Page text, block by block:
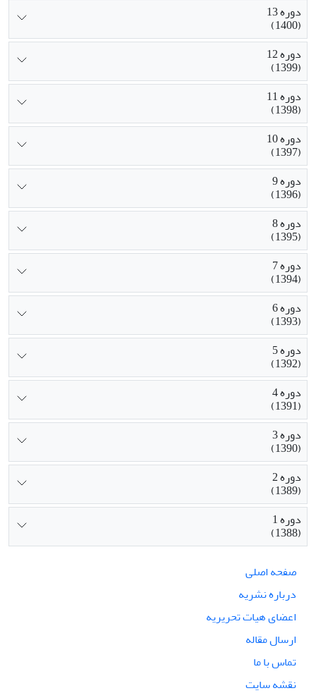
دوره 13
(1400)
دوره 12
(1399)
دوره 11
(1398)
دوره 10
(1397)
دوره 9
(1396)
دوره 8
(1395)
دوره 7
(1394)
دوره 6
(1393)
دوره 5
(1392)
دوره 4
(1391)
دوره 3
(1390)
دوره 2
(1389)
دوره 1
(1388)
صفحه اصلی
درباره نشریه
اعضای هیات تحریریه
ارسال مقاله
تماس با ما
نقشه سایت